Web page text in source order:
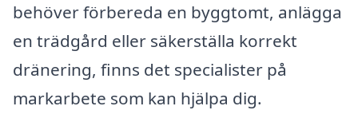
behöver förbereda en byggtomt, anlägga
en trädgård eller säkerställa korrekt
dränering, finns det specialister på
markarbete som kan hjälpa dig.